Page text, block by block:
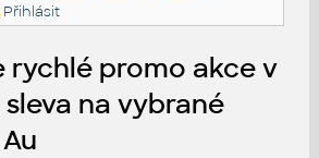
Přihlásit
rychlé promo akce v
sleva na vybrané